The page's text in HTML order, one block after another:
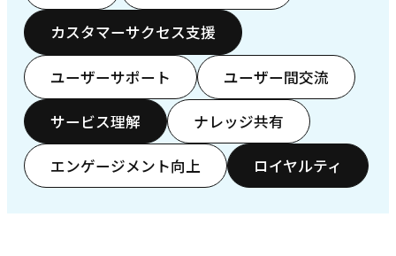
カスタマーサクセス支援
ユーザーサポート ユーザー間交流
サービス理解 ナレッジ共有
エンゲージメント向上 ロイヤルティ